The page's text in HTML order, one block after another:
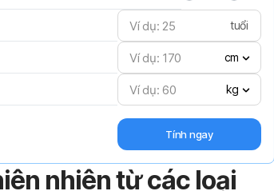
tuổi
cm
kg
Tính ngay
nhiên từ các loại